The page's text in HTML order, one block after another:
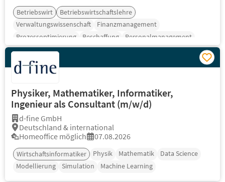
Betriebswirt
Betriebswirtschaftslehre
Verwaltungswissenschaft
Finanzmanagement
Prozessoptimierung
Beschaffung Personalmanagement
Physiker, Mathematiker, Informatiker,
Ingenieur als Consultant (m/w/d)
d-fine GmbH
Deutschland & international
Homeoffice möglich
07.08.2026
Wirtschaftsinformatiker Physik Mathematik
Data Science
Modellierung
Simulation Machine Learning